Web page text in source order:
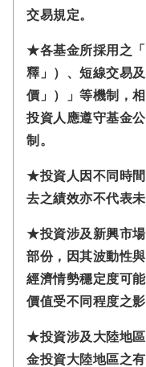
交易規定。
★各基金所採用之
釋」）、短線交易
價」）」等機制，
投資人應遵守基金
制。
★投資人因不同時
去之績效亦不代表未
★投資涉及新興市
部份，因其波動性
經濟情勢穩定度可
價值受不同程度之影
★投資涉及大陸地區
金投資大陸地區之